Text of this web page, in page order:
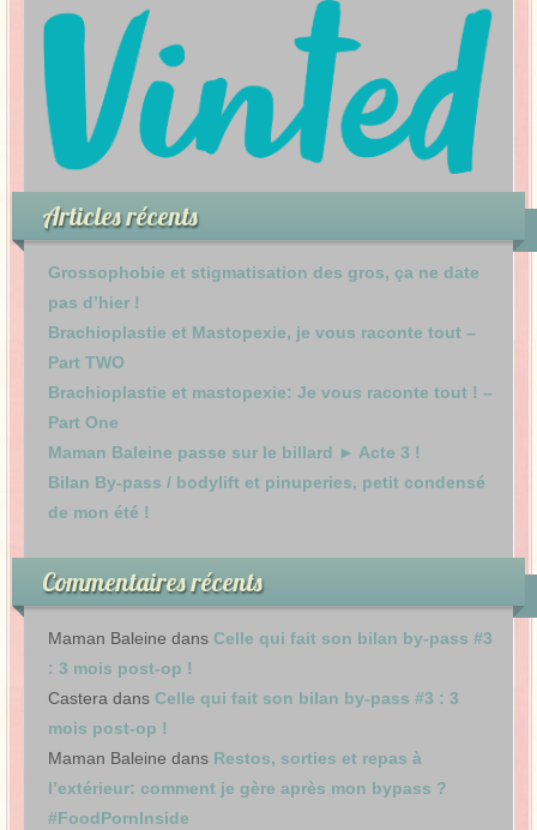
Articles récents
Grossophobie et stigmatisation des gros, ça ne date
pas d’hier !
Brachioplastie et Mastopexie, je vous raconte tout –
Part TWO
Brachioplastie et mastopexie: Je vous raconte tout ! –
Part One
Maman Baleine passe sur le billard ► Acte 3 !
Bilan By-pass / bodylift et pinuperies, petit condensé
de mon été !
Commentaires récents
Maman Baleine dans Celle qui fait son bilan by-pass #3
: 3 mois post-op !
Castera dans Celle qui fait son bilan by-pass #3 : 3
mois post-op !
Maman Baleine dans Restos, sorties et repas à
l’extérieur: comment je gère après mon bypass ?
#FoodPornInside